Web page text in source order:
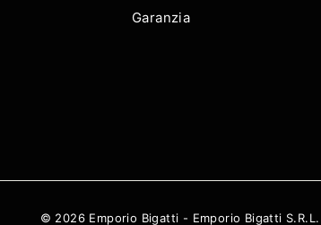
Garanzia
© 2026 Emporio Bigatti - Emporio Bigatti